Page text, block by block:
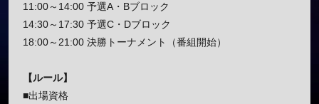
11:00～14:00 予選A・Bブロック
14:30～17:30 予選C・Dブロック
18:00～21:00 決勝トーナメント（番組開始）
【ルール】
■出場資格